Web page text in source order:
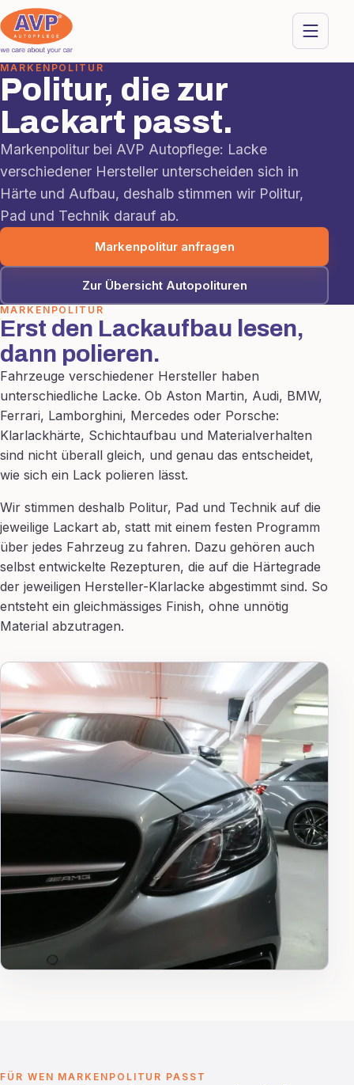
MARKENPOLITUR
Politur, die zur
Lackart passt.
Markenpolitur bei AVP Autopflege: Lacke
verschiedener Hersteller unterscheiden sich in
Härte und Aufbau, deshalb stimmen wir Politur,
Pad und Technik darauf ab.
Markenpolitur anfragen
Zur Übersicht Autopolituren
MARKENPOLITUR
Erst den Lackaufbau lesen,
dann polieren.
Fahrzeuge verschiedener Hersteller haben
unterschiedliche Lacke. Ob Aston Martin, Audi, BMW,
Ferrari, Lamborghini, Mercedes oder Porsche:
Klarlackhärte, Schichtaufbau und Materialverhalten
sind nicht überall gleich, und genau das entscheidet,
wie sich ein Lack polieren lässt.
Wir stimmen deshalb Politur, Pad und Technik auf die
jeweilige Lackart ab, statt mit einem festen Programm
über jedes Fahrzeug zu fahren. Dazu gehören auch
selbst entwickelte Rezepturen, die auf die Härtegrade
der jeweiligen Hersteller-Klarlacke abgestimmt sind. So
entsteht ein gleichmässiges Finish, ohne unnötig
Material abzutragen.
FÜR WEN MARKENPOLITUR PASST